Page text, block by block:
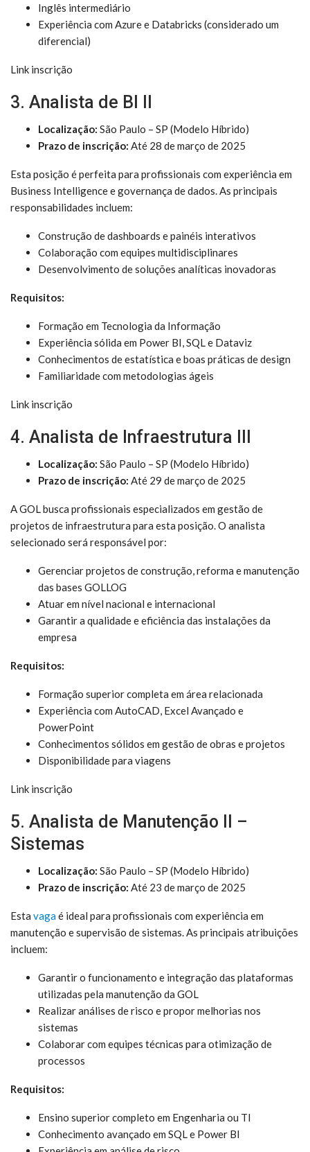
Inglês intermediário
Experiência com Azure e Databricks (considerado um
diferencial)
Link inscrição
3. Analista de BI II
Localização: São Paulo – SP (Modelo Híbrido)
Prazo de inscrição: Até 28 de março de 2025
Esta posição é perfeita para profissionais com experiência em
Business Intelligence e governança de dados. As principais
responsabilidades incluem:
Construção de dashboards e painéis interativos
Colaboração com equipes multidisciplinares
Desenvolvimento de soluções analíticas inovadoras
Requisitos:
Formação em Tecnologia da Informação
Experiência sólida em Power BI, SQL e Dataviz
Conhecimentos de estatística e boas práticas de design
Familiaridade com metodologias ágeis
Link inscrição
4. Analista de Infraestrutura III
Localização: São Paulo – SP (Modelo Híbrido)
Prazo de inscrição: Até 29 de março de 2025
A GOL busca profissionais especializados em gestão de
projetos de infraestrutura para esta posição. O analista
selecionado será responsável por:
Gerenciar projetos de construção, reforma e manutenção
das bases GOLLOG
Atuar em nível nacional e internacional
Garantir a qualidade e eficiência das instalações da
empresa
Requisitos:
Formação superior completa em área relacionada
Experiência com AutoCAD, Excel Avançado e
PowerPoint
Conhecimentos sólidos em gestão de obras e projetos
Disponibilidade para viagens
Link inscrição
5. Analista de Manutenção II –
Sistemas
Localização: São Paulo – SP (Modelo Híbrido)
Prazo de inscrição: Até 23 de março de 2025
Esta vagaé ideal para profissionais com experiência em
manutenção e supervisão de sistemas. As principais atribuições
incluem:
Garantir o funcionamento e integração das plataformas
utilizadas pela manutenção da GOL
Realizar análises de risco e propor melhorias nos
sistemas
Colaborar com equipes técnicas para otimização de
processos
Requisitos:
Ensino superior completo em Engenharia ou TI
Conhecimento avançado em SQL e Power BI